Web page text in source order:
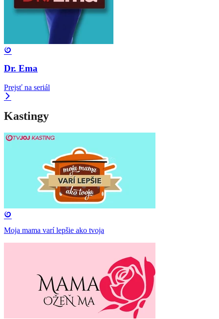
Dr. Ema
Prejsť na seriál
Kastingy
Moja mama varí lepšie ako tvoja